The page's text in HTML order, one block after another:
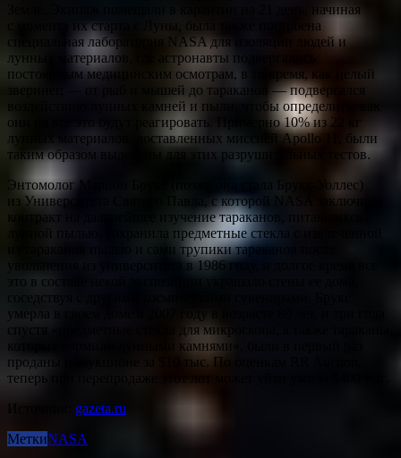
Земле. Экипаж помещали в карантин на 21 день, начиная
с момента их старта с Луны, была также построена
специальная лаборатория NASA для изоляции людей и
лунных материалов, где астронавты подвергались
постоянным медицинским осмотрам, в то время, как целый
зверинец — от рыб и мышей до тараканов — подвергался
воздействию лунных камней и пыли, чтобы определить, как
они на все это будут реагировать. Примерно 10% из 22 кг
лунных материалов, доставленных миссией Apollo 11, были
таким образом выделены для этих разрушительных тестов.
Энтомолог Марион Брукс (позже она стала Брукс-Уоллес)
из Университета Святого Павла, с которой NASA заключило
контракт на дальнейшее изучение тараканов, питавшихся
лунной пылью, сохранила предметные стекла с извлеченной
из тараканов пылью и сами трупики тараканов после
увольнения из университета в 1986 году, и долгое время все
это в составе некой экспозиции украшало стены ее дома,
соседствуя с другими космическими сувенирами. Брукс
умерла в своем доме в 2007 году в возрасте 89 лет, и три года
спустя «предметные стекла для микроскопа, а также тараканы,
которых кормили лунными камнями», были в первый раз
проданы на аукционе за $10 тыс. По оценкам RR Auction,
теперь при перепродаже этот лот может уйти уже за $400 тыс.
Источник: gazeta.ru
МеткиNASA